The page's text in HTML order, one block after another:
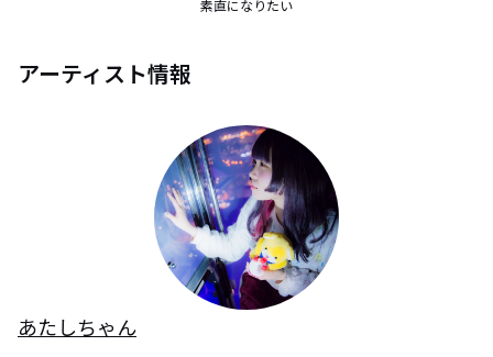
素直になりたい
アーティスト情報
あたしちゃん